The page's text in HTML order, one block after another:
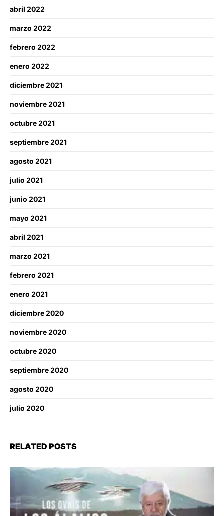
abril 2022
marzo 2022
febrero 2022
enero 2022
diciembre 2021
noviembre 2021
octubre 2021
septiembre 2021
agosto 2021
julio 2021
junio 2021
mayo 2021
abril 2021
marzo 2021
febrero 2021
enero 2021
diciembre 2020
noviembre 2020
octubre 2020
septiembre 2020
agosto 2020
julio 2020
RELATED POSTS